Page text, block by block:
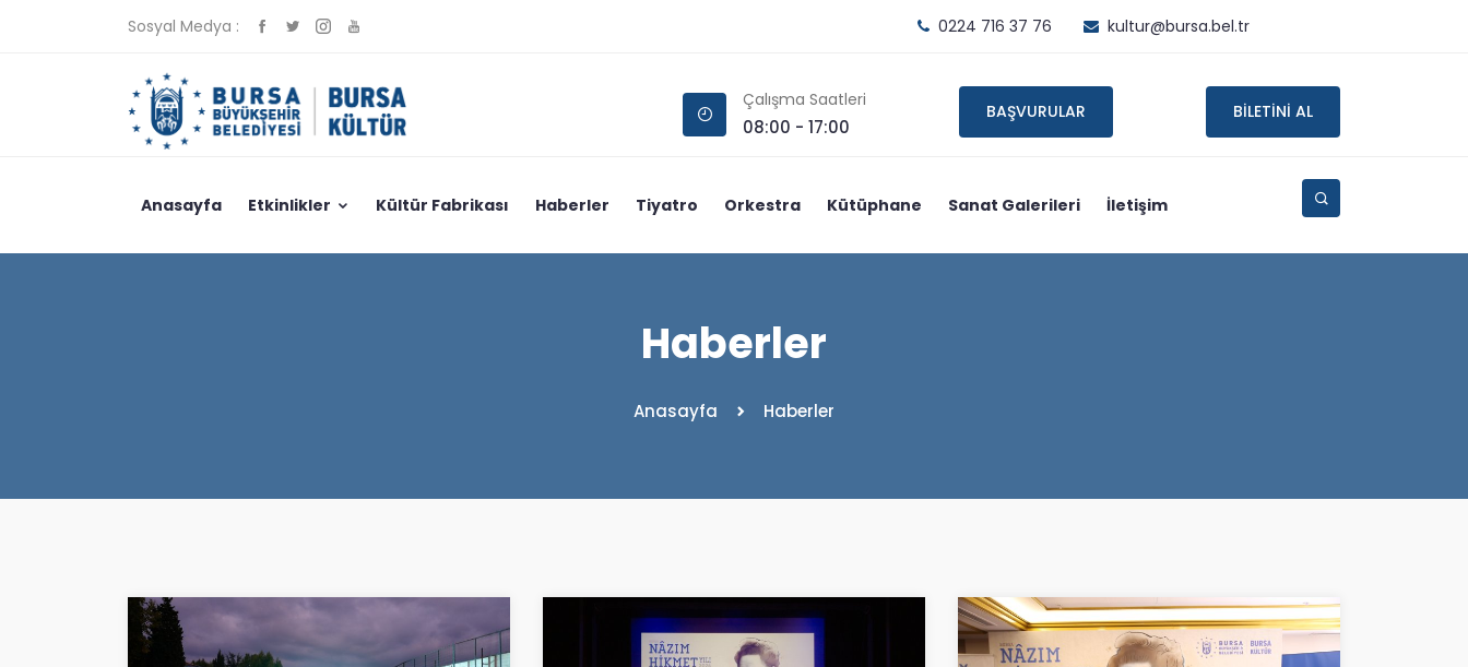
Sosyal Medya : 0224 716 37 76 kultur@bursa.bel.tr
Çalışma Saatleri
08:00 - 17:00
BAŞVURULAR BİLETİNİ AL
Anasayfa Etkinlikler Kültür Fabrikası Haberler Tiyatro Orkestra Kütüphane Sanat Galerileri İletişim
Haberler
Anasayfa Haberler